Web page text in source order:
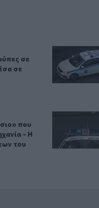
μέσα σε λίγες
σε δέντρα και
σε
σε
Πήγαν να
τη Βιομηχανία -
που
που
- Η
του
Μυστράς: